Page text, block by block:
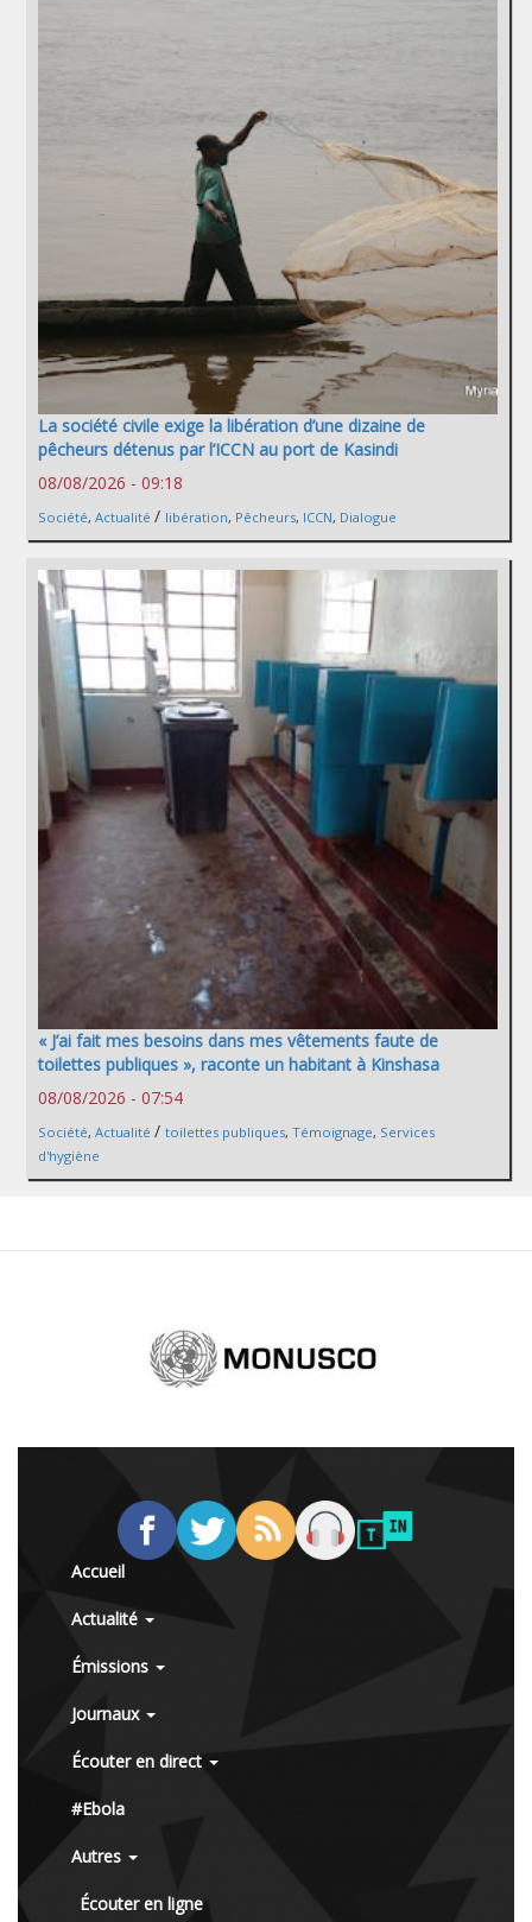
La société civile exige la libération d’une dizaine de
pêcheurs détenus par l’ICCN au port de Kasindi
08/08/2026 - 09:18
Société, Actualité / libération, Pêcheurs, ICCN, Dialogue
« J’ai fait mes besoins dans mes vêtements faute de
toilettes publiques », raconte un habitant à Kinshasa
08/08/2026 - 07:54
Société, Actualité / toilettes publiques, Témoignage, Services
d'hygiène
Accueil
Actualité
Émissions
Journaux
Écouter en direct
#Ebola
Autres
Écouter en ligne